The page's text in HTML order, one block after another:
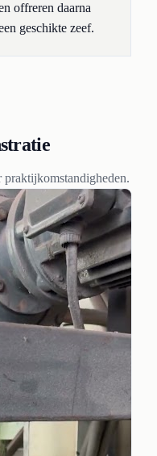
offreren daarna
geschikte zeef.